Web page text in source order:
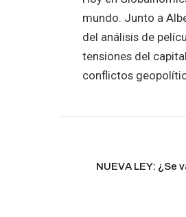
mundo. Junto a
del análisis de
tensiones del
conflictos
NUEVA LEY: ¿Se